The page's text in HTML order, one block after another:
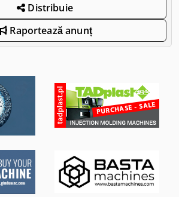
Distribuie
Raportează anunț